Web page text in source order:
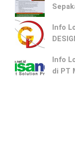
Info
Info
di PT